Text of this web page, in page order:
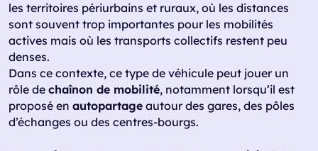
les territoires périurbains et ruraux, où les distances
sont souvent trop importantes pour les mobilités
actives mais où les transports collectifs restent peu
denses.
Dans ce contexte, ce type de véhicule peut jouer un
rôle de chaînon de mobilité, notamment lorsqu’il est
proposé en autopartage autour des gares, des pôles
d’échanges ou des centres-bourgs.